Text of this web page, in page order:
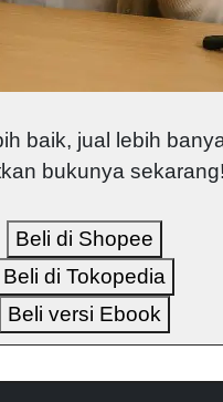
baik, jual lebih
bukunya
Beli di Shopee
Beli di Tokopedia
Beli versi Ebook